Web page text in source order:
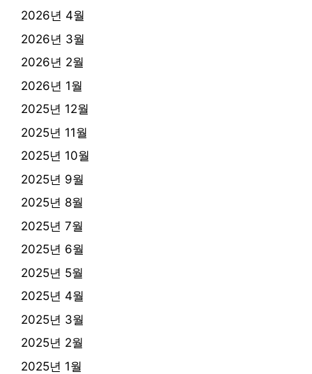
2026년 4월
2026년 3월
2026년 2월
2026년 1월
2025년 12월
2025년 11월
2025년 10월
2025년 9월
2025년 8월
2025년 7월
2025년 6월
2025년 5월
2025년 4월
2025년 3월
2025년 2월
2025년 1월